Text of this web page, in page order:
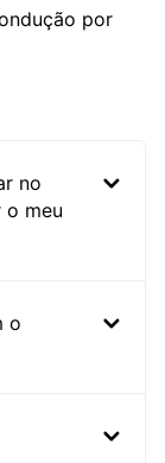
por
no
o meu
o